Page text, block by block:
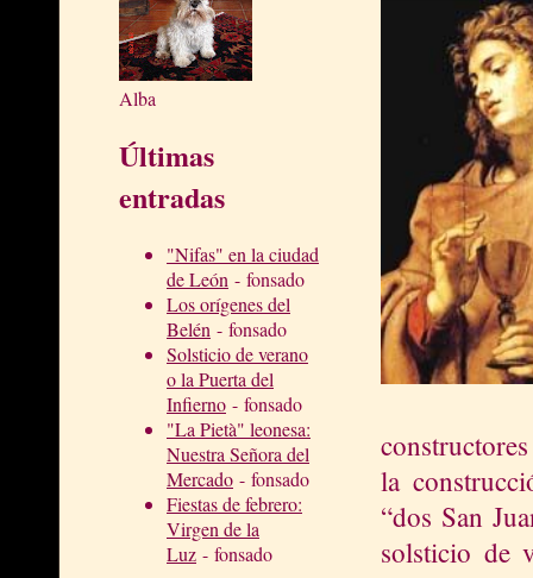
Alba
Últimas
entradas
"Nifas" en la ciudad
de León - fonsado
Los orígenes del
Belén - fonsado
Solsticio de verano
o la Puerta del
Infierno - fonsado
"La Pietà" leonesa:
Nuestra Señora del
Mercado - fonsado
Fiestas de febrero:
Virgen de la
Luz - fonsado
la
“dos San
solsticio de